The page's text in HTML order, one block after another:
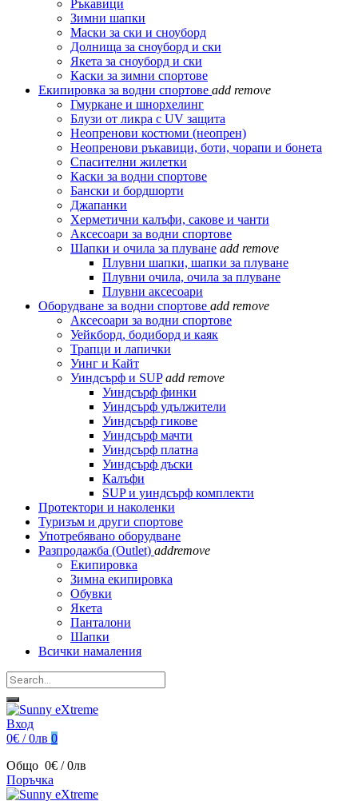
Ръкавици
Зимни шапки
Маски за ски и сноуборд
Долнища за сноуборд и ски
Якета за сноуборд и ски
Каски за зимни спортове
Екипировка за водни спортове add remove
Гмуркане и шнорхелинг
Блузи от ликра с UV защита
Неопренови костюми (неопрен)
Неопренови ръкавици, боти, чорапи и бонета
Спасителни жилетки
Каски за водни спортове
Бански и бордшорти
Джапанки
Херметични калъфи, сакове и чанти
Аксесоари за водни спортове
Шапки и очила за плуване add remove
Плувни шапки, шапки за плуване
Плувни очила, очила за плуване
Плувни аксесоари
Оборудване за водни спортове add remove
Аксесоари за водни спортове
Уейкборд, бодиборд и каяк
Трапци и лапички
Уинг и Кайт
Уиндсърф и SUP add remove
Уиндсърф финки
Уиндсърф удължители
Уиндсърф гикове
Уиндсърф мачти
Уиндсърф платна
Уиндсърф дъски
Калъфи
SUP и уиндсърф комплекти
Протектори и наколенки
Туризъм и други спортове
Употребявано оборудване
Разпродажба (Outlet) addremove
Екипировка
Зимна екипировка
Обувки
Якета
Панталони
Шапки
Всички намаления
Вход
0€ / 0лв 0
Общо 0€ / 0лв
Поръчка